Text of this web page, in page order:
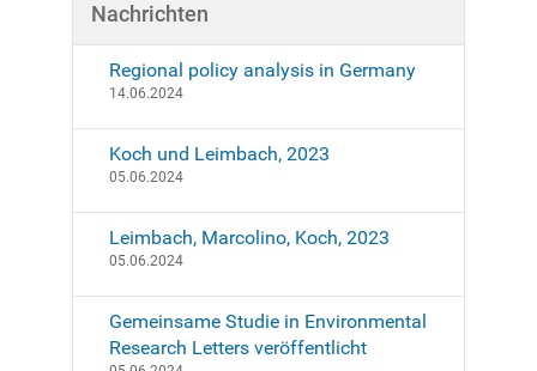
Nachrichten
Regional policy analysis in Germany
14.06.2024
Koch und Leimbach, 2023
05.06.2024
Leimbach, Marcolino, Koch, 2023
05.06.2024
Gemeinsame Studie in Environmental
Research Letters veröffentlicht